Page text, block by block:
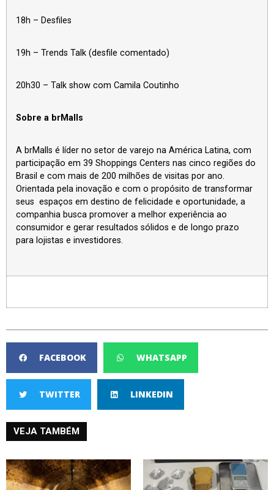
18h – Desfiles
19h – Trends Talk (desfile comentado)
20h30 – Talk show com Camila Coutinho
Sobre a brMalls
A brMalls é líder no setor de varejo na América Latina, com
participação em 39 Shoppings Centers nas cinco regiões do
Brasil e com mais de 200 milhões de visitas por ano.
Orientada pela inovação e com o propósito de transformar
seus espaços em destino de felicidade e oportunidade, a
companhia busca promover a melhor experiência ao
consumidor e gerar resultados sólidos e de longo prazo
para lojistas e investidores.
FACEBOOK WHATSAPP
TWITTER LINKEDIN
VEJA TAMBÉM